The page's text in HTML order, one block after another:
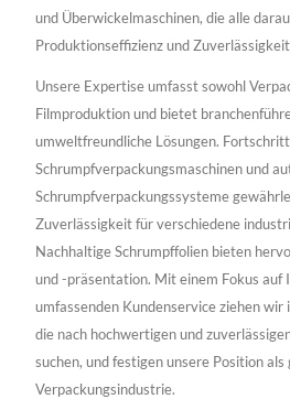
und Überwickelmaschinen, die alle
Produktionseffizienz und
Unsere Expertise umfasst sowohl
Filmproduktion und bietet
umweltfreundliche Lösungen.
Schrumpfverpackungsmaschinen und
Schrumpfverpackungssysteme
Zuverlässigkeit für verschiedene
Nachhaltige Schrumpffolien bieten
und -präsentation. Mit einem Fokus auf
umfassenden Kundenservice ziehen
die nach hochwertigen und
suchen, und festigen unsere Position
Verpackungsindustrie.